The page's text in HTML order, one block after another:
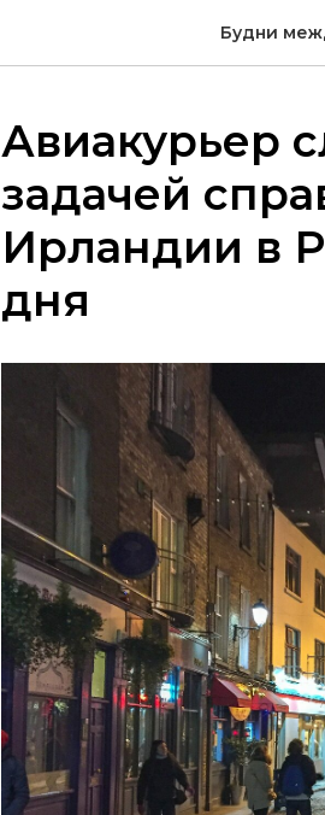
Будни
Авиакурьер
задачей
Ирландии в
дня